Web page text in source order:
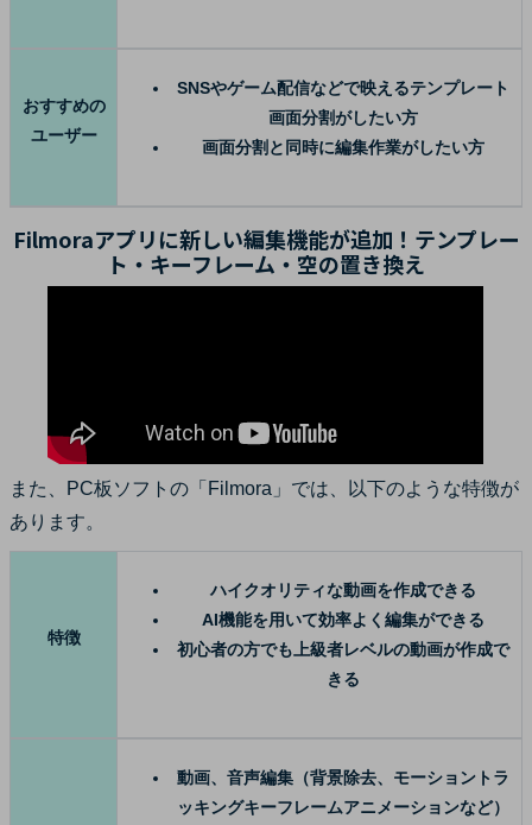
おすすめの
ユーザー
SNSやゲーム配信などで映えるテンプレート
画面分割がしたい方
画面分割と同時に編集作業がしたい方
Filmoraアプリに新しい編集機能が追加！テンプレー
ト・キーフレーム・空の置き換え
また、PC板ソフトの「Filmora」では、以下のような特徴が
あります。
特徴
ハイクオリティな動画を作成できる
AI機能を用いて効率よく編集ができる
初心者の方でも上級者レベルの動画が作成で
きる
動画、音声編集（背景除去、モーショントラ
ッキングキーフレームアニメーションなど）